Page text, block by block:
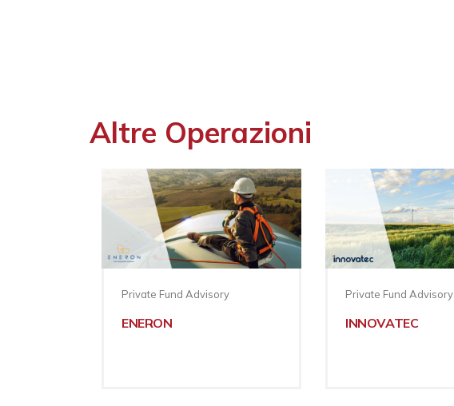
Altre Operazioni
Private Fund Advisory
ENERON
Private Fund Advisory
INNOVATEC